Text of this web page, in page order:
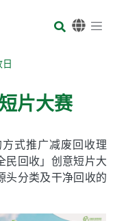
Body
片大赛
式推广减废回收理
民回收」创意短片大
头分类及干净回收的